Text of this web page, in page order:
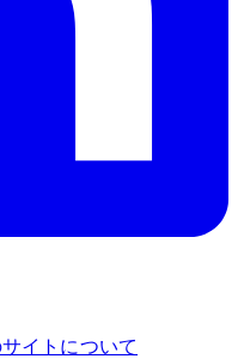
サイトについて